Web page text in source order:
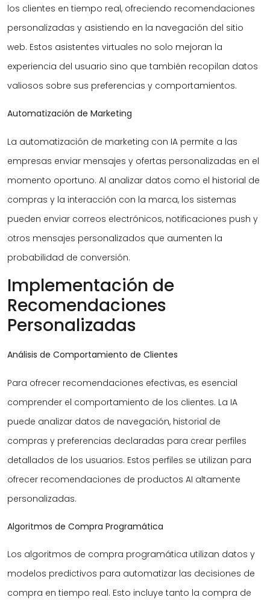
los clientes en tiempo real, ofreciendo recomendaciones
personalizadas y asistiendo en la navegación del sitio
web. Estos asistentes virtuales no solo mejoran la
experiencia del usuario sino que también recopilan datos
valiosos sobre sus preferencias y comportamientos.
Automatización de Marketing
La automatización de marketing con IA permite a las
empresas enviar mensajes y ofertas personalizadas en el
momento oportuno. Al analizar datos como el historial de
compras y la interacción con la marca, los sistemas
pueden enviar correos electrónicos, notificaciones push y
otros mensajes personalizados que aumenten la
probabilidad de conversión.
Implementación de
Recomendaciones
Personalizadas
Análisis de Comportamiento de Clientes
Para ofrecer recomendaciones efectivas, es esencial
comprender el comportamiento de los clientes. La IA
puede analizar datos de navegación, historial de
compras y preferencias declaradas para crear perfiles
detallados de los usuarios. Estos perfiles se utilizan para
ofrecer recomendaciones de productos AI altamente
personalizadas.
Algoritmos de Compra Programática
Los algoritmos de compra programática utilizan datos y
modelos predictivos para automatizar las decisiones de
compra en tiempo real. Esto incluye tanto la compra de